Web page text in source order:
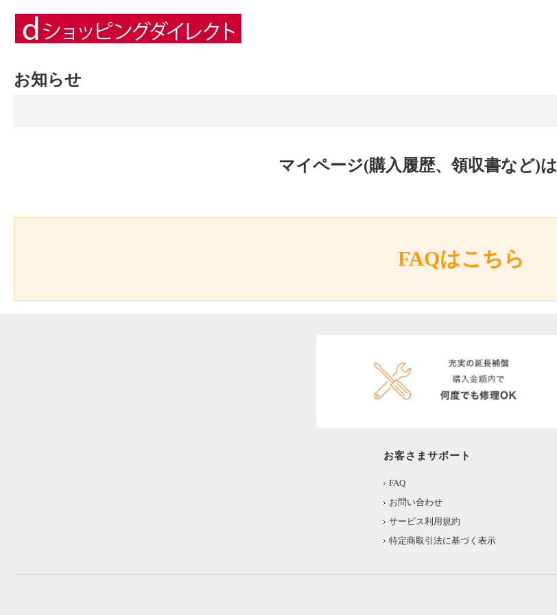
お知らせ
マイページ(購入履歴、領収書など)は
FAQはこちら
お客さまサポート
FAQ
お問い合わせ
サービス利用規約
特定商取引法に基づく表示